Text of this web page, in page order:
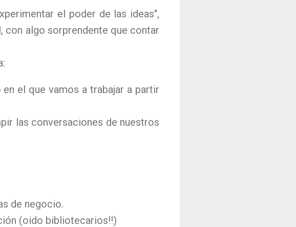
el poder de las ideas",
con algo sorprendente que contar
el que vamos a trabajar a partir
las conversaciones de nuestros
de negocio.
(oido bibliotecarios!!)